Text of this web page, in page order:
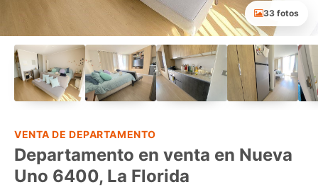
33 fotos
VENTA DE DEPARTAMENTO
Departamento en venta en Nueva
Uno 6400, La Florida